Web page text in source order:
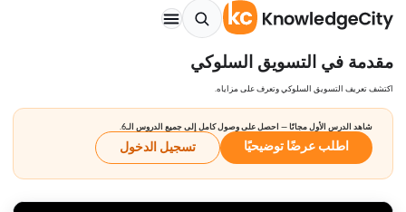
مقدمة في التسويق السلوكي
اكتشف تعريف التسويق السلوكي وتعرف على مزاياه.
شاهد الدرس الأول مجانًا — احصل على وصول كامل إلى جميع الدروس الـ6.
اطلب عرضًا توضيحيًا تسجيل الدخول